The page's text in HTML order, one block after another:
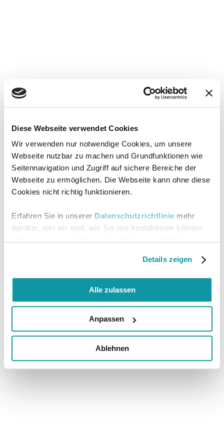
Diese Webseite verwendet Cookies
Wir verwenden nur notwendige Cookies, um unsere
Webseite nutzbar zu machen und Grundfunktionen wie
Seitennavigation und Zugriff auf sichere Bereiche der
Webseite zu ermöglichen. Die Webseite kann ohne diese
Cookies nicht richtig funktionieren.
Erfahren Sie in unserer Datenschutzrichtlinie mehr
darüber, wer wir sind, wie Sie uns kontaktieren können
Details zeigen
Alle zulassen
Anpassen
Ablehnen